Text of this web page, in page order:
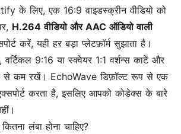
के लिए, एक 16:9 वाइडस्क्रीन वीडियो को
H.264 वीडियो और AAC ऑडियो वाली
करें, यही हर बड़ा प्लेटफ़ॉर्म सुझाता है।
9:16 या स्क्वेयर 1:1 वर्शन्स काटें और
कम रखें। EchoWave डिफ़ॉल्ट रूप से एक
करता है, इसलिए आपको कोडेक्स के बारे
लंबा होना चाहिए?